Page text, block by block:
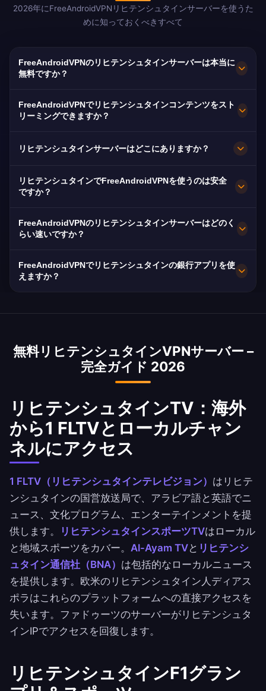
2026年にFreeAndroidVPNリヒテンシュタインサーバーを使うた
めに知っておくべきすべて
FreeAndroidVPNのリヒテンシュタインサーバーは本当に
無料ですか？
ーバーは隠れた費用、試用期間、クレジットカー
ー、トリーゼンのリヒテンシュタインVPNサーバ
FreeAndroidVPNでリヒテンシュタインコンテンツをスト
リーミングできますか？
テンシュタインTV、リヒテンシュタインスポーツ
TVなどリヒテンシュタインプラットフォームのス
トリーミングに最適化されています。ほとんどの
しんでいます。
リヒテンシュタインサーバーはどこにありますか？
FreeAndroidVPNはファドゥーツ、リファー、ト
リーゼンを含むリヒテンシュタイン各地に複数の
ーは最高速度のために10 Gbps接続を持っていま
す。
リヒテンシュタインでFreeAndroidVPNを使うのは安全
ですか？
ドのAES-256暗号化と厳格なノーログポリシーを
ータ保持を義務付けており、VPNはプライバシー
に不可欠です。
FreeAndroidVPNのリヒテンシュタインサーバーはどのく
らい速いですか？
リヒテンシュタインサーバーは10 Gbpsネットワ
ーク容量で優れた速度を提供します。リヒテンシ
FreeAndroidVPNでリヒテンシュタインの銀行アプリを使
えますか？
ンシュタインの銀行サービスにアクセスするため
行、Ahli United Bank、BBKのアプリに安全にア
無料リヒテンシュタインVPNサーバー –
完全ガイド 2026
リヒテンシュタインTV：海外
から1 FLTVとローカルチャン
ネルにアクセス
1 FLTV（リヒテンシュタインテレビジョン） はリヒテ
ンシュタインの国営放送局で、アラビア語と英語でニ
ュース、文化プログラム、エンターテインメントを提
供します。
リヒテンシュタインスポーツTVはローカル
と地域スポーツをカバー。 Al-Ayam TVと リヒテンシ
ュタイン通信社（BNA） は包括的なローカルニュース
を提供します。欧米のリヒテンシュタイン人ディアス
ポラはこれらのプラットフォームへの直接アクセスを
失います。ファドゥーツのサーバーがリヒテンシュタ
インIPでアクセスを回復します。
リヒテンシュタインF1グラン